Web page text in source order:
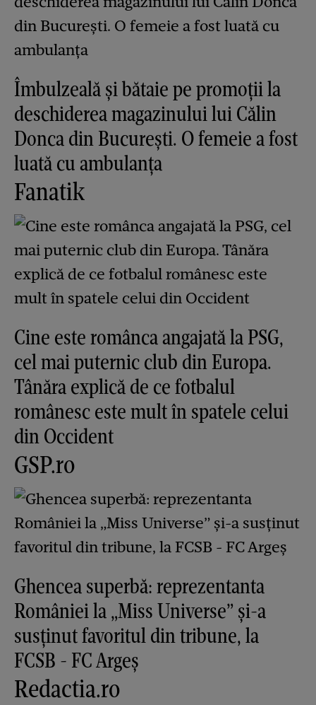
Îmbulzeală și bătaie pe promoții la
deschiderea magazinului lui Călin
Donca din București. O femeie a fost
luată cu ambulanța
Fanatik
Cine este românca angajată la PSG,
cel mai puternic club din Europa.
Tânăra explică de ce fotbalul
românesc este mult în spatele celui
din Occident
GSP.ro
Ghencea superbă: reprezentanta
României la „Miss Universe” și-a
susținut favoritul din tribune, la
FCSB - FC Argeș
Redactia.ro